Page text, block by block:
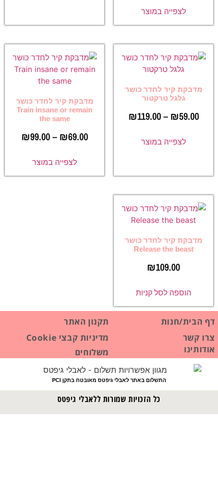
לצפייה במוצר
מדבקת קיר לחדר כושר
גלגל טרקטור
₪59.00
–
₪119.00
לצפייה במוצר
מדבקת קיר לחדר כושר
Train insane or remain
the same
₪69.00
–
₪99.00
לצפייה במוצר
מדבקת קיר לחדר כושר
Release the beast
₪109.00
הוספה לסל קניות
דף הבית/חנות
צרו קשר
תקנון האתר
מדיניות קבצי Cookie
אודותינו
משלוחים
התשלום באתר לאבלי גיפטס מאובטח בתקן PCI
כל הזכויות שמורות ללאבלי גיפטס